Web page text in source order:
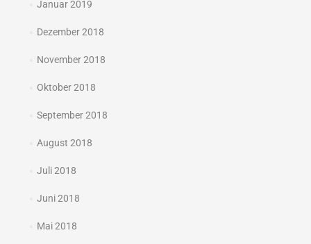
Januar 2019
Dezember 2018
November 2018
Oktober 2018
September 2018
August 2018
Juli 2018
Juni 2018
Mai 2018